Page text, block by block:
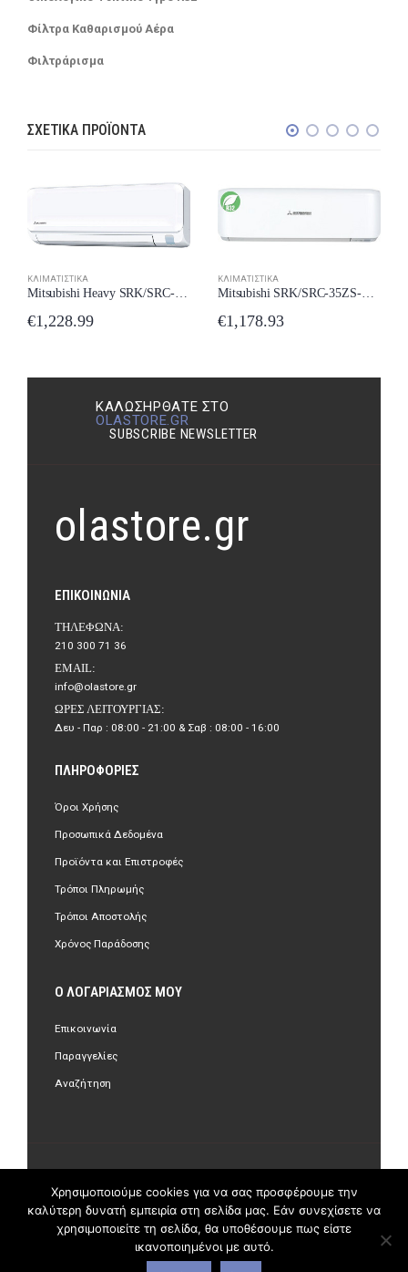
Φίλτρα Καθαρισμού Αέρα
Φιλτράρισμα
ΣΧΕΤΙΚΆ ΠΡΟΪΌΝΤΑ
ΚΛΙΜΑΤΙΣΤΙΚΆ
Mitsubishi Heavy SRK/SRC-35ZTL-W Κλιματιστικό 12000 BTU New Model 2024
€1,228.99
ΚΛΙΜΑΤΙΣΤΙΚΆ
Mitsubishi SRK/SRC-35ZS-WF Κλιματιστικό Inverter 12000 BTU A++/A++ με Wi-Fi New Model 2024
€1,178.93
ΚΑΛΩΣΉΡΘΑΤΕ ΣΤΟ
OLASTORE.GR
SUBSCRIBE NEWSLETTER
olastore.gr
ΕΠΙΚΟΙΝΩΝΊΑ
ΤΗΛΈΦΩΝΑ:
210 300 71 36
EMAIL:
info@olastore.gr
ΏΡΕΣ ΛΕΙΤΟΥΡΓΊΑΣ:
Δευ - Παρ : 08:00 - 21:00 & Σαβ : 08:00 - 16:00
ΠΛΗΡΟΦΟΡΊΕΣ
Όροι Χρήσης
Προσωπικά Δεδομένα
Προϊόντα και Επιστροφές
Τρόποι Πληρωμής
Τρόποι Αποστολής
Χρόνος Παράδοσης
Ο ΛΟΓΑΡΙΑΣΜΌΣ ΜΟΥ
Επικοινωνία
Παραγγελίες
Αναζήτηση
Χρησιμοποιούμε cookies για να σας προσφέρουμε την
καλύτερη δυνατή εμπειρία στη σελίδα μας. Εάν συνεχίσετε να
χρησιμοποιείτε τη σελίδα, θα υποθέσουμε πως είστε
ικανοποιημένοι με αυτό.